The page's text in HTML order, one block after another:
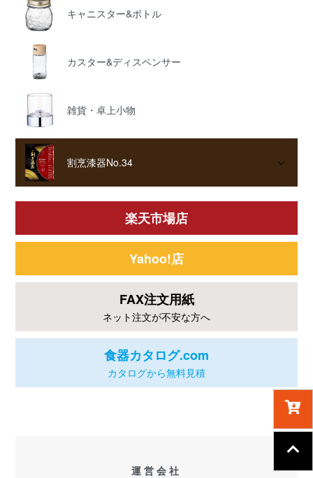
キャニスター&ボトル
カスター&ディスペンサー
雑貨・卓上小物
割烹漆器No.34
楽天市場店
Yahoo!店
FAX注文用紙
ネット注文が不安な方へ
食器カタログ.com
カタログから無料見積
運営会社